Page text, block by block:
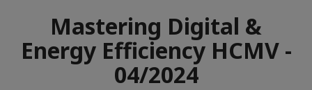
Mastering Digital &
Energy Efficiency HCMV -
04/2024